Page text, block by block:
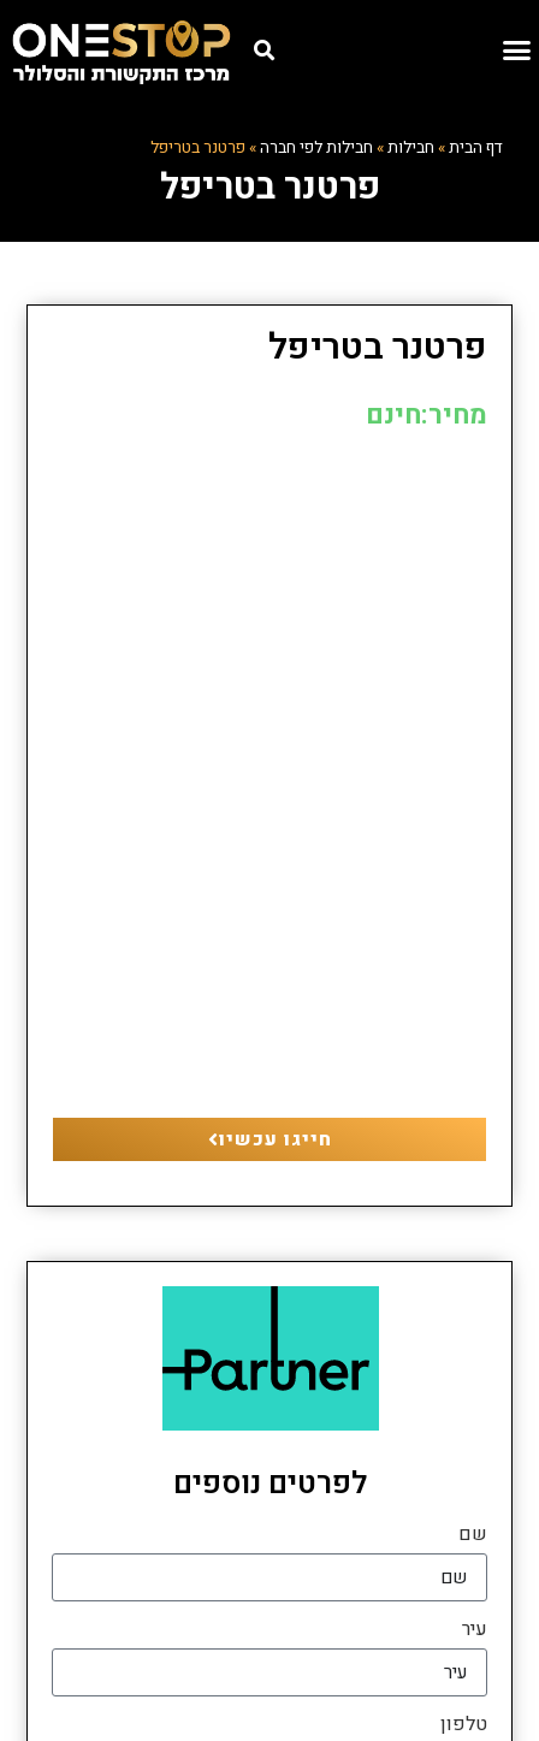
דף הבית» חבילות» חבילות לפי חברה» פרטנר בטריפל
פרטנר בטריפל
פרטנר בטריפל
מחיר:חינם
חייגו עכשיו
לפרטים נוספים
שם
עיר
טלפון